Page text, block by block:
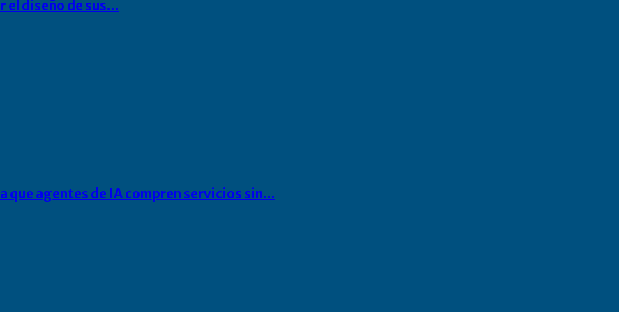
el diseño de sus…
agentes de IA compren servicios sin…